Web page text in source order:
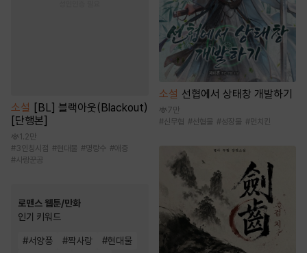
소설 [BL] 블랙아웃(Blackout)
[단행본]
1.2만
#3인칭시점 #현대물 #명랑수 #애증
#사랑꾼공
로맨스 웹툰/만화
인기 키워드
#서양풍 #짝사랑 #현대물
소설 선협에서 상태창 개발하기
7만
#신무협 #선협물 #성장물 #먼치킨